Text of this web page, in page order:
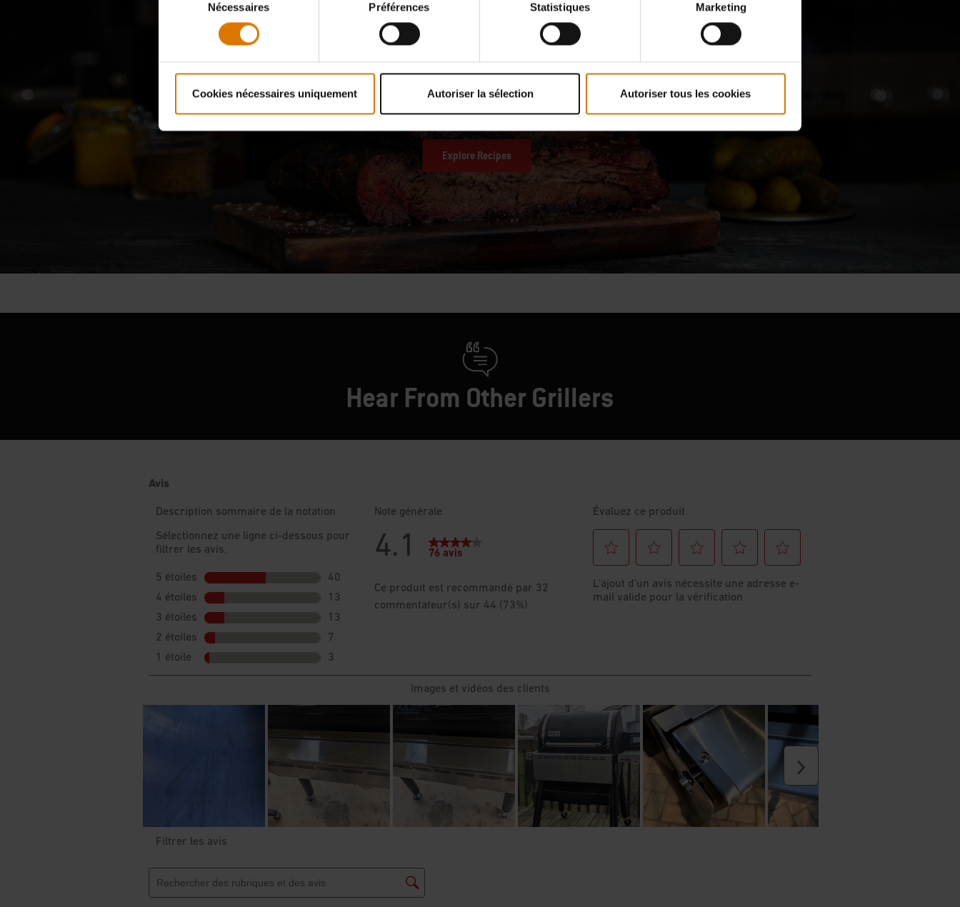
consentement
Nécessaires Préférences Statistiques Marketing
Cookies nécessaires uniquement Autoriser la sélection Autoriser tous les cookies
NEED SOME GRILLING INSPIRATION?
The Possibilities Are Endless With Our
Top Recipes
Explore Recipes
Hear From Other Grillers